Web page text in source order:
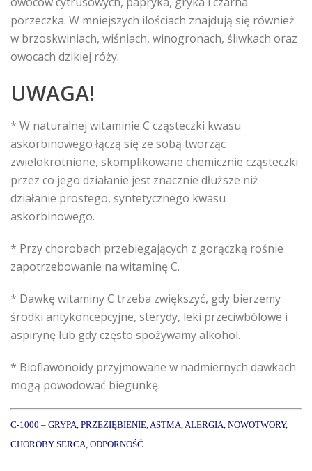
porzeczka. W mniejszych ilościach znajdują się również
w brzoskwiniach, wiśniach, winogronach, śliwkach oraz
owocach dzikiej róży.
UWAGA!
* W naturalnej witaminie C cząsteczki kwasu
askorbinowego łączą się ze sobą tworząc
zwielokrotnione, skomplikowane chemicznie cząsteczki
przez co jego działanie jest znacznie dłuższe niż
działanie prostego, syntetycznego kwasu
askorbinowego.
* Przy chorobach przebiegających z gorączką rośnie
zapotrzebowanie na witaminę C.
* Dawkę witaminy C trzeba zwiększyć, gdy bierzemy
środki antykoncepcyjne, sterydy, leki przeciwbólowe i
aspirynę lub gdy często spożywamy alkohol.
* Bioflawonoidy przyjmowane w nadmiernych dawkach
mogą powodować biegunkę.
C-1000 – GRYPA, PRZEZIĘBIENIE, ASTMA, ALERGIA, NOWOTWORY,
CHOROBY SERCA, ODPORNOŚĆ